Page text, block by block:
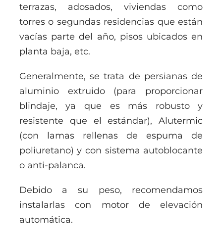
terrazas, adosados, viviendas como
torres o segundas residencias que están
vacías parte del año, pisos ubicados en
planta baja, etc.
Generalmente, se trata de persianas de
aluminio extruido (para proporcionar
blindaje, ya que es más robusto y
resistente que el estándar), Alutermic
(con lamas rellenas de espuma de
poliuretano) y con sistema autoblocante
o anti-palanca.
Debido a su peso, recomendamos
instalarlas con motor de elevación
automática.